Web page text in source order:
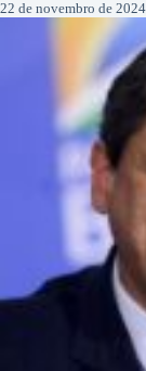
22 de novembro de 2024